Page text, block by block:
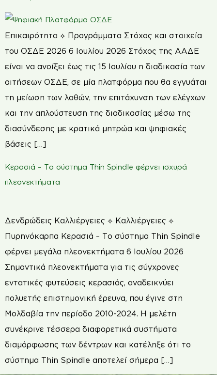
Επικαιρότητα ⟡ Προγράμματα Στόχος και στοιχεία
του ΟΣΔΕ 2026 6 Ιουλίου 2026 Στόχος της ΑΑΔΕ
είναι να ανοίξει έως τις 15 Ιουλίου η διαδικασία των
αιτήσεων ΟΣ∆Ε, σε µία πλατφόρμα που θα εγγυάται
τη μείωση των λαθών, την επιτάχυνση των ελέγχων
και την απλούστευση της διαδικασίας µέσω της
διασύνδεσης µε κρατικά μητρώα και ψηφιακές
βάσεις […]
Κερασιά – Το σύστημα Thin Spindle φέρνει ισχυρά
πλεονεκτήματα
Δενδρώδεις Καλλιέργειες ⟡ Καλλιέργειες ⟡
Πυρηνόκαρπα Κερασιά – Το σύστημα Thin Spindle
φέρνει μεγάλα πλεονεκτήματα 6 Ιουλίου 2026
Σημαντικά πλεονεκτήματα για τις σύγχρονες
εντατικές φυτεύσεις κερασιάς, αναδεικνύει
πολυετής επιστημονική έρευνα, που έγινε στη
Μολδαβία την περίοδο 2010-2024. Η μελέτη
συνέκρινε τέσσερα διαφορετικά συστήματα
διαμόρφωσης των δέντρων και κατέληξε ότι το
σύστημα Thin Spindle αποτελεί σήμερα […]